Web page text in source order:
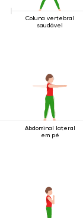
Coluna vertebral
saudável
Abdominal lateral
em pé